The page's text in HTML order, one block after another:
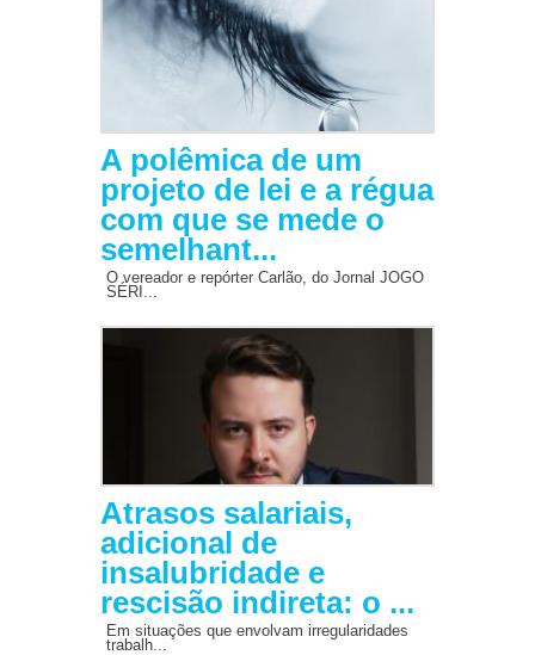
A polêmica de um
projeto de lei e a régua
com que se mede o
semelhant...
O vereador e repórter Carlão, do Jornal JOGO
SÉRI...
Atrasos salariais,
adicional de
insalubridade e
rescisão indireta: o ...
Em situações que envolvam irregularidades
trabalh...